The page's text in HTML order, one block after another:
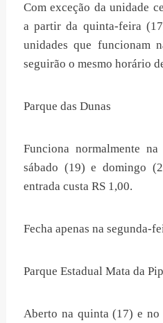
Com exceção da unidade
a partir da quinta-feira
unidades que funcionam
seguirão o mesmo horário
Parque das Dunas
Funciona normalmente
sábado (19) e domingo
entrada custa RS 1,00.
Fecha apenas na segunda-
Parque Estadual Mata da
Aberto na quinta (17) e no